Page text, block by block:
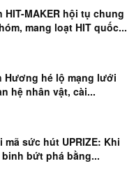
HIT-MAKER hội tụ chung
mang loạt HIT quốc...
Hương hé lộ mạng lưới
hệ nhân vật, cài...
mã sức hút UPRIZE: Khi
bứt phá bằng...